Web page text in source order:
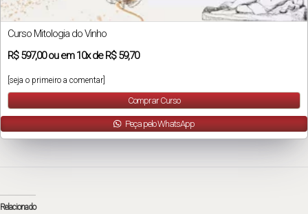
Curso Mitologia do Vinho
R$597,00ou em10xdeR$ 59,70
[seja o primeiro a comentar]
Comprar Curso
Peça pelo WhatsApp
Relacionado